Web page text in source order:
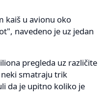
kaiš u avionu oko
navedeno je uz jedan
pregleda uz različite
smatraju trik
da je upitno koliko je